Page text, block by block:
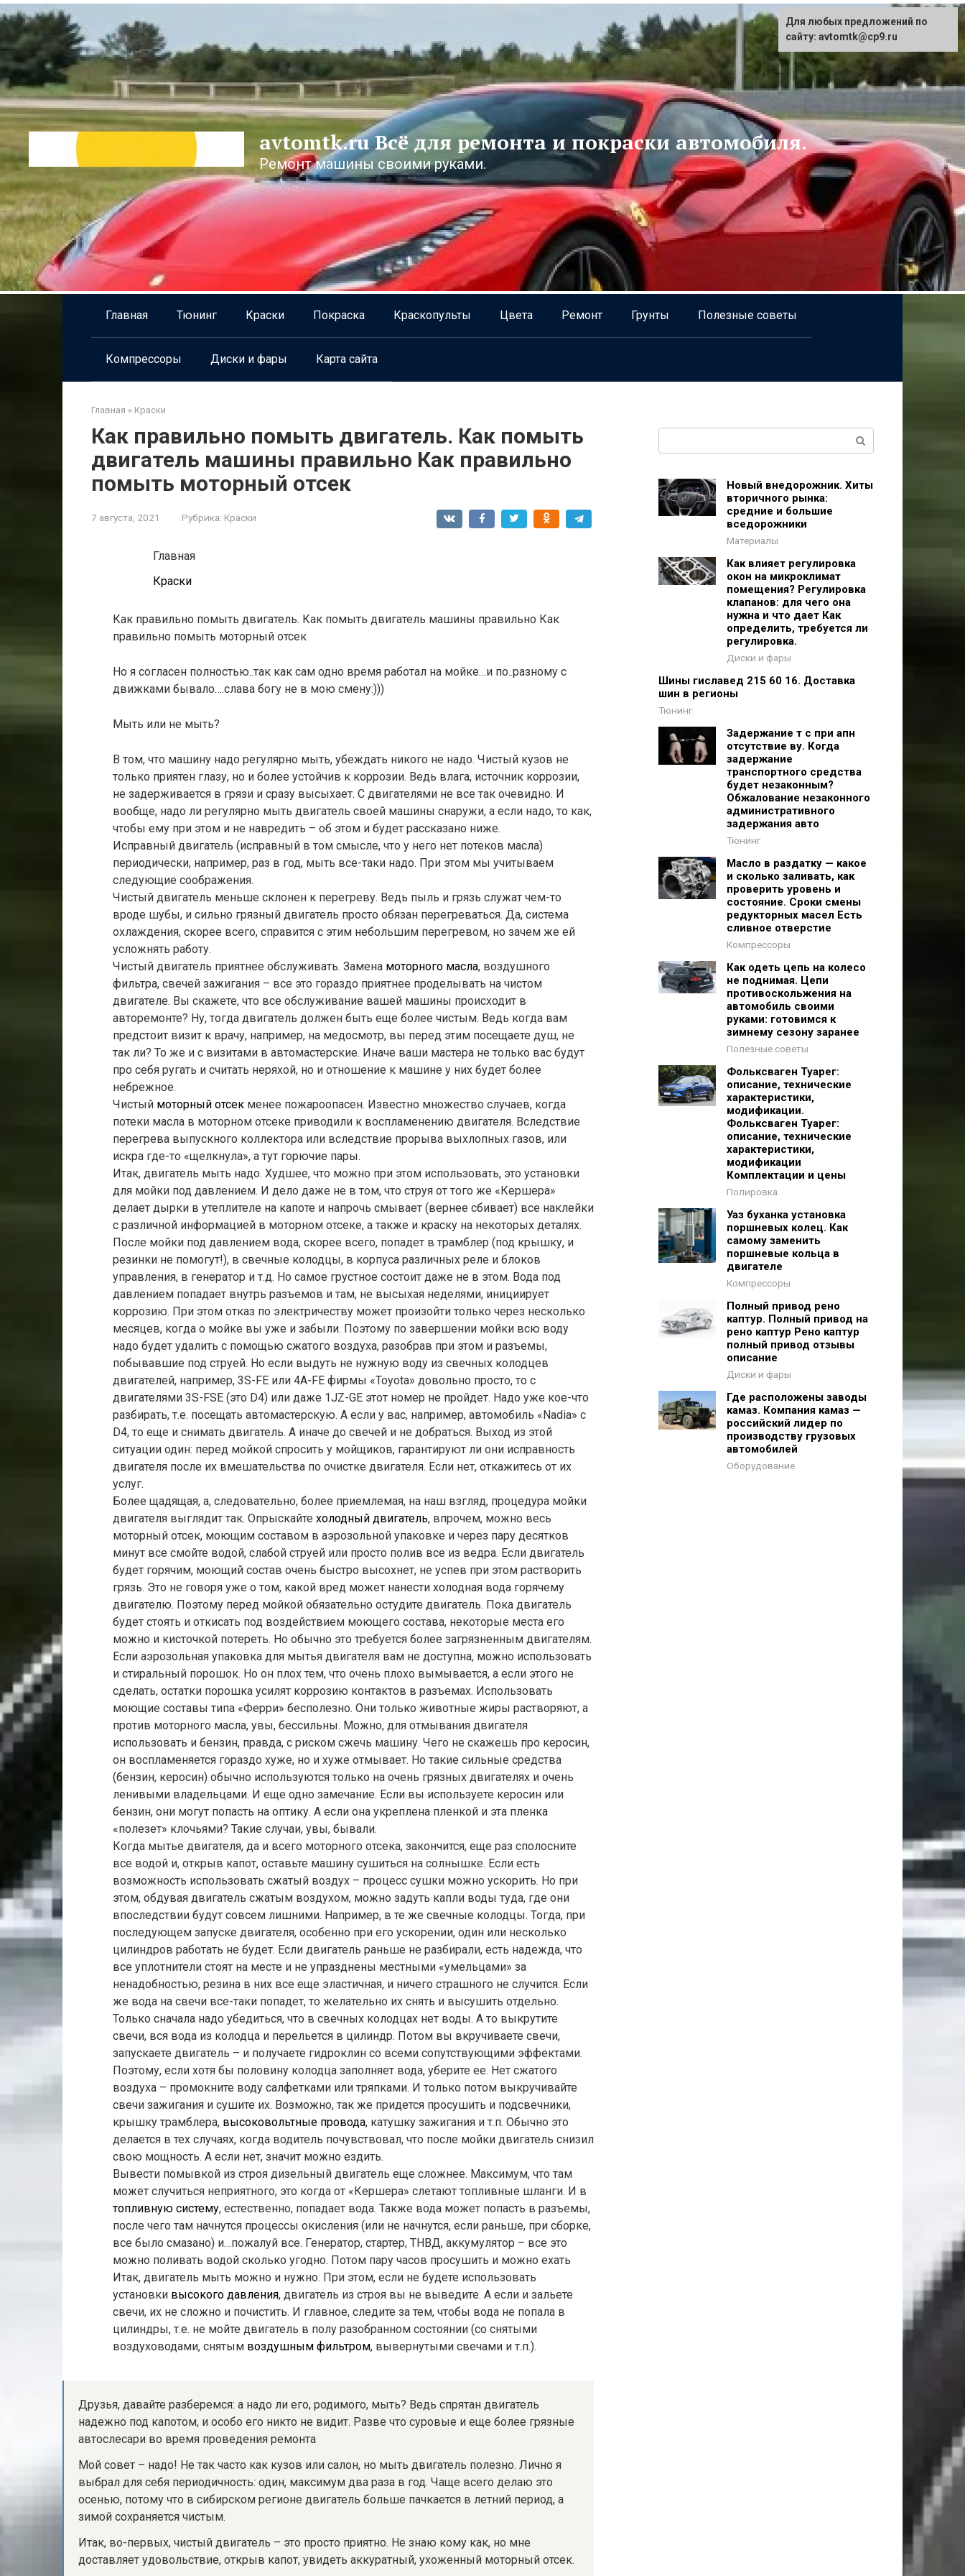
Перейти
к
контенту
avtomtk.ru Всё для ремонта и покраски автомобиля.
Ремонт машины своими руками.
Главная Тюнинг Краски Покраска Краскопульты Цвета Ремонт Грунты Полезные советы
Компрессоры Диски и фары Карта сайта
Главная » Краски
Как правильно помыть двигатель. Как помыть
двигатель машины правильно Как правильно
помыть моторный отсек
7 августа, 2021 Рубрика: Краски
Главная
Краски
Как правильно помыть двигатель. Как помыть двигатель машины правильно Как
правильно помыть моторный отсек
Но я согласен полностью..так как сам одно время работал на мойке…и по..разному с
движками бывало….слава богу не в мою смену:)))
Мыть или не мыть?
В том, что машину надо регулярно мыть, убеждать никого не надо. Чистый кузов не
только приятен глазу, но и более устойчив к коррозии. Ведь влага, источник коррозии,
не задерживается в грязи и сразу высыхает. С двигателями не все так очевидно. И
вообще, надо ли регулярно мыть двигатель своей машины снаружи, а если надо, то как,
чтобы ему при этом и не навредить – об этом и будет рассказано ниже.
Исправный двигатель (исправный в том смысле, что у него нет потеков масла)
периодически, например, раз в год, мыть все-таки надо. При этом мы учитываем
следующие соображения.
Чистый двигатель меньше склонен к перегреву. Ведь пыль и грязь служат чем-то
вроде шубы, и сильно грязный двигатель просто обязан перегреваться. Да, система
охлаждения, скорее всего, справится с этим небольшим перегревом, но зачем же ей
усложнять работу.
Чистый двигатель приятнее обслуживать. Замена моторного масла, воздушного
фильтра, свечей зажигания – все это гораздо приятнее проделывать на чистом
двигателе. Вы скажете, что все обслуживание вашей машины происходит в
авторемонте? Ну, тогда двигатель должен быть еще более чистым. Ведь когда вам
предстоит визит к врачу, например, на медосмотр, вы перед этим посещаете душ, не
так ли? То же и с визитами в автомастерские. Иначе ваши мастера не только вас будут
про себя ругать и считать неряхой, но и отношение к машине у них будет более
небрежное.
Чистый моторный отсек менее пожароопасен. Известно множество случаев, когда
потеки масла в моторном отсеке приводили к воспламенению двигателя. Вследствие
перегрева выпускного коллектора или вследствие прорыва выхлопных газов, или
искра где-то «щелкнула», а тут горючие пары.
Итак, двигатель мыть надо. Худшее, что можно при этом использовать, это установки
для мойки под давлением. И дело даже не в том, что струя от того же «Кершера»
делает дырки в утеплителе на капоте и напрочь смывает (вернее сбивает) все наклейки
с различной информацией в моторном отсеке, а также и краску на некоторых деталях.
После мойки под давлением вода, скорее всего, попадет в трамблер (под крышку, и
резинки не помогут!), в свечные колодцы, в корпуса различных реле и блоков
управления, в генератор и т.д. Но самое грустное состоит даже не в этом. Вода под
давлением попадает внутрь разъемов и там, не высыхая неделями, инициирует
коррозию. При этом отказ по электричеству может произойти только через несколько
месяцев, когда о мойке вы уже и забыли. Поэтому по завершении мойки всю воду
надо будет удалить с помощью сжатого воздуха, разобрав при этом и разъемы,
побывавшие под струей. Но если выдуть не нужную воду из свечных колодцев
двигателей, например, 3S-FE или 4А-FE фирмы «Toyota» довольно просто, то с
двигателями 3S-FSE (это D4) или даже 1JZ-GE этот номер не пройдет. Надо уже кое-что
разбирать, т.е. посещать автомастерскую. А если у вас, например, автомобиль «Nadia» с
D4, то еще и снимать двигатель. А иначе до свечей и не добраться. Выход из этой
ситуации один: перед мойкой спросить у мойщиков, гарантируют ли они исправность
двигателя после их вмешательства по очистке двигателя. Если нет, откажитесь от их
услуг.
Более щадящая, а, следовательно, более приемлемая, на наш взгляд, процедура мойки
двигателя выглядит так. Опрыскайте холодный двигатель, впрочем, можно весь
моторный отсек, моющим составом в аэрозольной упаковке и через пару десятков
минут все смойте водой, слабой струей или просто полив все из ведра. Если двигатель
будет горячим, моющий состав очень быстро высохнет, не успев при этом растворить
грязь. Это не говоря уже о том, какой вред может нанести холодная вода горячему
двигателю. Поэтому перед мойкой обязательно остудите двигатель. Пока двигатель
будет стоять и откисать под воздействием моющего состава, некоторые места его
можно и кисточкой потереть. Но обычно это требуется более загрязненным двигателям.
Если аэрозольная упаковка для мытья двигателя вам не доступна, можно использовать
и стиральный порошок. Но он плох тем, что очень плохо вымывается, а если этого не
сделать, остатки порошка усилят коррозию контактов в разъемах. Использовать
моющие составы типа «Ферри» бесполезно. Они только животные жиры растворяют, а
против моторного масла, увы, бессильны. Можно, для отмывания двигателя
использовать и бензин, правда, с риском сжечь машину. Чего не скажешь про керосин,
он воспламеняется гораздо хуже, но и хуже отмывает. Но такие сильные средства
(бензин, керосин) обычно используются только на очень грязных двигателях и очень
ленивыми владельцами. И еще одно замечание. Если вы используете керосин или
бензин, они могут попасть на оптику. А если она укреплена пленкой и эта пленка
«полезет» клочьями? Такие случаи, увы, бывали.
Когда мытье двигателя, да и всего моторного отсека, закончится, еще раз сполосните
все водой и, открыв капот, оставьте машину сушиться на солнышке. Если есть
возможность использовать сжатый воздух – процесс сушки можно ускорить. Но при
этом, обдувая двигатель сжатым воздухом, можно задуть капли воды туда, где они
впоследствии будут совсем лишними. Например, в те же свечные колодцы. Тогда, при
последующем запуске двигателя, особенно при его ускорении, один или несколько
цилиндров работать не будет. Если двигатель раньше не разбирали, есть надежда, что
все уплотнители стоят на месте и не упразднены местными «умельцами» за
ненадобностью, резина в них все еще эластичная, и ничего страшного не случится. Если
же вода на свечи все-таки попадет, то желательно их снять и высушить отдельно.
Только сначала надо убедиться, что в свечных колодцах нет воды. А то выкрутите
свечи, вся вода из колодца и перельется в цилиндр. Потом вы вкручиваете свечи,
запускаете двигатель – и получаете гидроклин со всеми сопутствующими эффектами.
Поэтому, если хотя бы половину колодца заполняет вода, уберите ее. Нет сжатого
воздуха – промокните воду салфетками или тряпками. И только потом выкручивайте
свечи зажигания и сушите их. Возможно, так же придется просушить и подсвечники,
крышку трамблера, высоковольтные провода, катушку зажигания и т.п. Обычно это
делается в тех случаях, когда водитель почувствовал, что после мойки двигатель снизил
свою мощность. А если нет, значит можно ездить.
Вывести помывкой из строя дизельный двигатель еще сложнее. Максимум, что там
может случиться неприятного, это когда от «Кершера» слетают топливные шланги. И в
топливную систему, естественно, попадает вода. Также вода может попасть в разъемы,
после чего там начнутся процессы окисления (или не начнутся, если раньше, при сборке,
все было смазано) и…пожалуй все. Генератор, стартер, ТНВД, аккумулятор – все это
можно поливать водой сколько угодно. Потом пару часов просушить и можно ехать
Итак, двигатель мыть можно и нужно. При этом, если не будете использовать
установки высокого давления, двигатель из строя вы не выведите. А если и зальете
свечи, их не сложно и почистить. И главное, следите за тем, чтобы вода не попала в
цилиндры, т.е. не мойте двигатель в полу разобранном состоянии (со снятыми
воздуховодами, снятым воздушным фильтром, вывернутыми свечами и т.п.).
Друзья, давайте разберемся: а надо ли его, родимого, мыть? Ведь спрятан двигатель
надежно под капотом, и особо его никто не видит. Разве что суровые и еще более грязные
автослесари во время проведения ремонта
Мой совет – надо! Не так часто как кузов или салон, но мыть двигатель полезно. Лично я
выбрал для себя периодичность: один, максимум два раза в год. Чаще всего делаю это
осенью, потому что в сибирском регионе двигатель больше пачкается в летний период, а
зимой сохраняется чистым.
Итак, во-первых, чистый двигатель – это просто приятно. Не знаю кому как, но мне
доставляет удовольствие, открыв капот, увидеть аккуратный, ухоженный моторный отсек.
Новый внедорожник. Хиты
вторичного рынка:
средние и большие
вседорожники
Материалы
Как влияет регулировка
окон на микроклимат
помещения? Регулировка
клапанов: для чего она
нужна и что дает Как
определить, требуется ли
регулировка.
Диски и фары
Шины гиславед 215 60 16. Доставка
шин в регионы
Тюнинг
Задержание т с при апн
отсутствие ву. Когда
задержание
транспортного средства
будет незаконным?
Обжалование незаконного
административного
задержания авто
Тюнинг
Масло в раздатку — какое
и сколько заливать, как
проверить уровень и
состояние. Сроки смены
редукторных масел Есть
сливное отверстие
Компрессоры
Как одеть цепь на колесо
не поднимая. Цепи
противоскольжения на
автомобиль своими
руками: готовимся к
зимнему сезону заранее
Полезные советы
Фольксваген Туарег:
описание, технические
характеристики,
модификации.
Фольксваген Туарег:
описание, технические
характеристики,
модификации
Комплектации и цены
Полировка
Уаз буханка установка
поршневых колец. Как
самому заменить
поршневые кольца в
двигателе
Компрессоры
Полный привод рено
каптур. Полный привод на
рено каптур Рено каптур
полный привод отзывы
описание
Диски и фары
Где расположены заводы
камаз. Компания камаз —
российский лидер по
производству грузовых
автомобилей
Оборудование
Для любых предложений по
сайту: avtomtk@cp9.ru